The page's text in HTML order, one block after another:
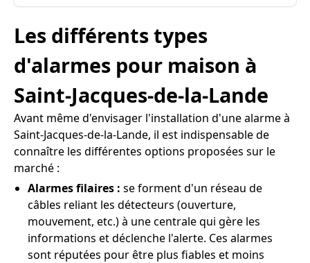
Les différents types
d'alarmes pour maison à
Saint-Jacques-de-la-Lande
Avant même d'envisager l'installation d'une alarme à
Saint-Jacques-de-la-Lande, il est indispensable de
connaître les différentes options proposées sur le
marché :
Alarmes filaires : se forment d'un réseau de
câbles reliant les détecteurs (ouverture,
mouvement, etc.) à une centrale qui gère les
informations et déclenche l'alerte. Ces alarmes
sont réputées pour être plus fiables et moins